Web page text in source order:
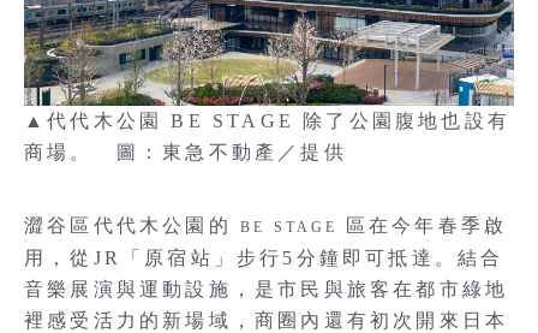
▲代代木公園 BE STAGE 除了公園腹地也設有
商場。 圖：東急不動產／提供
澀谷區代代木公園的 BE STAGE
區在今年春季啟
用，從JR「原宿站」步行5分鐘即可抵達。結合
音樂展演與運動設施，是市民與旅客在都市綠地
裡感受活力的新場域，商圈內還有初次開來日本